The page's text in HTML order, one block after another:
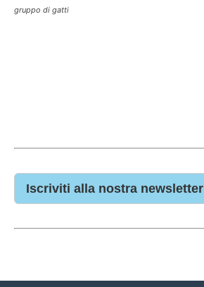
gruppo di gatti
Iscriviti alla nostra newsletter